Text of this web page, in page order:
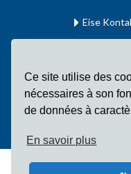
Ce site utilise des
nécessaires à son
de données à
En savoir plus
Eise
Copyright